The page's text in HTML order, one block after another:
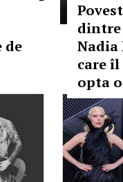
de
dintre
Nadia
care
opta